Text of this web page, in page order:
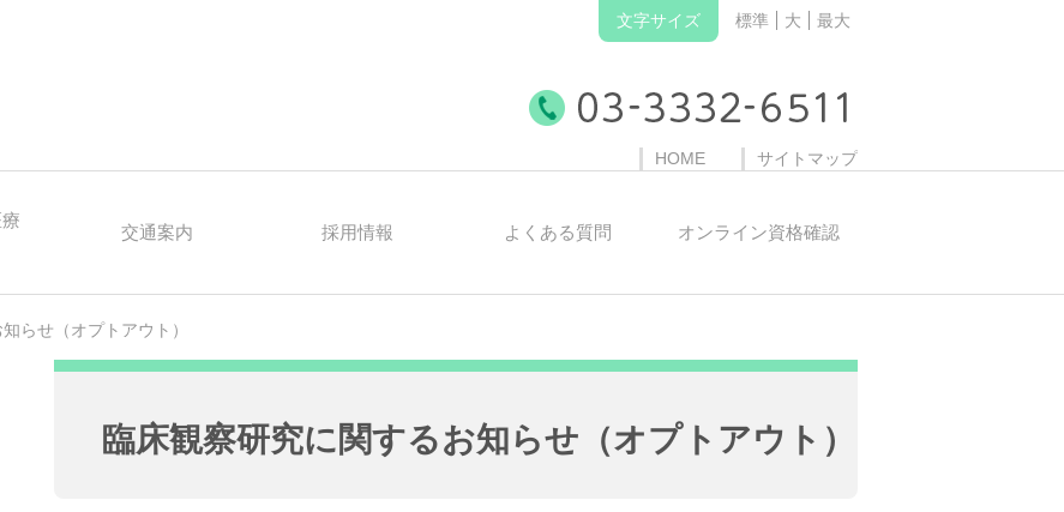
文字サイズ 最大
大
標準
サイトマップ
HOME
交通案内 採用情報 よくある質問 オンライン資格確認
らせ（オプトアウト）
臨床観察研究に関するお知らせ（オプトアウト）